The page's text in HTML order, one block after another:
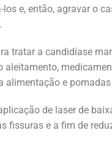
los e, então, agravar o
tratar a candidíase
aleitamento,
alimentação e
de laser de
fissuras e a fim de